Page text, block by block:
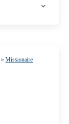
»Missionaire